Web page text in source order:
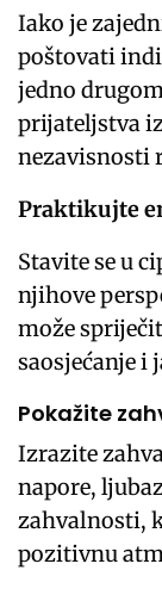
Iako je
poštovati
jedno
prijateljstva
nezavisnosti
Praktikujte
Stavite se u
njihove
može
saosjećanje i
Pokažite
Izrazite
napore,
zahvalnosti,
pozitivnu